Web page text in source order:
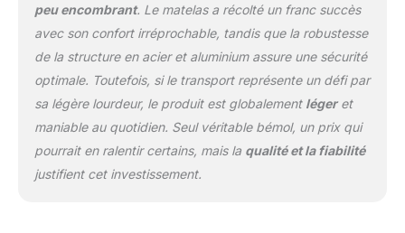
car il n’y a pas besoin
d’outils pour changer les
fonctions et le plier
SOLIDE: le cadre en acier
rend le lit stable et très
durable. Le bord
supérieur est en
aluminium léger. La
housse (surface
peu encombrant. Le matelas a récolté un franc succès
avec son confort irréprochable, tandis que la robustesse
de la structure en acier et aluminium assure une sécurité
optimale. Toutefois, si le transport représente un défi par
sa légère lourdeur, le produit est globalement légeret
maniable au quotidien. Seul véritable bémol, un prix qui
pourrait en ralentir certains, mais la qualité et la fiabilité
justifient cet investissement.